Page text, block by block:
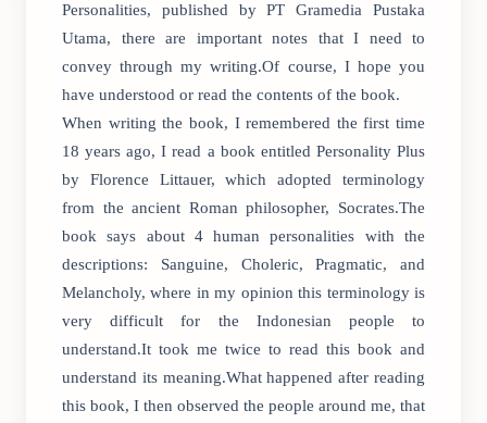
Personalities, published by PT Gramedia Pustaka
Utama, there are important notes that I need to
convey through my writing.Of course, I hope you
have understood or read the contents of the book.
When writing the book, I remembered the first time
18 years ago, I read a book entitled Personality Plus
by Florence Littauer, which adopted terminology
from the ancient Roman philosopher, Socrates.The
book says about 4 human personalities with the
descriptions: Sanguine, Choleric, Pragmatic, and
Melancholy, where in my opinion this terminology is
very difficult for the Indonesian people to
understand.It took me twice to read this book and
understand its meaning.What happened after reading
this book, I then observed the people around me, that